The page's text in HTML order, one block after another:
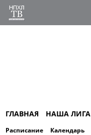
ГЛАВНАЯ НАША ЛИГА
Расписание Календарь